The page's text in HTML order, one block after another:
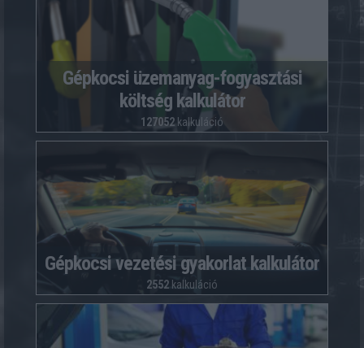
Gépkocsi üzemanyag-fogyasztási
költség kalkulátor
127052 kalkuláció
Gépkocsi vezetési gyakorlat kalkulátor
2552 kalkuláció